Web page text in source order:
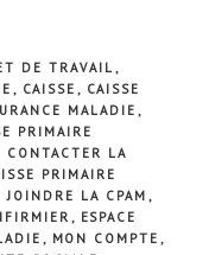
DE TRAVAIL ,
, CAISSE , CAISSE
MALADIE ,
PRIMAIRE
CONTACTER LA
PRIMAIRE
JOINDRE LA CPAM ,
, ESPACE
, MON COMPTE ,